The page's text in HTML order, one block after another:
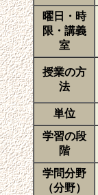
曜日・時
限・講義
室
授業の方
法
単位
学習の段
階
学問分野
（分野）